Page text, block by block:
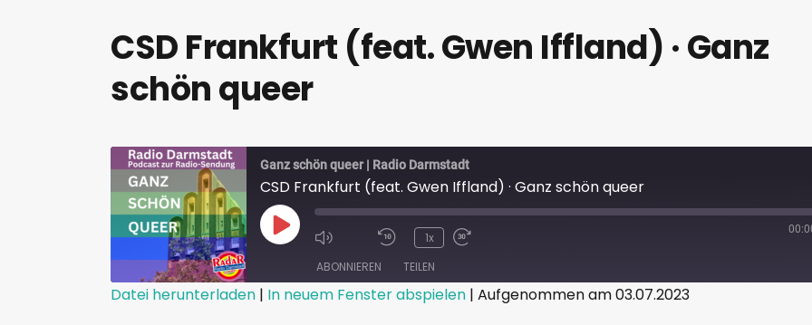
CSD Frankfurt (feat. Gwen Iffland) · Ganz
schön queer
Ganz schön queer | Radio Darmstadt
CSD Frankfurt (feat. Gwen Iffland) · Ganz schön queer
1x
ABONNIEREN TEILEN
Datei herunterladen | In neuem Fenster abspielen | Aufgenommen am 03.07.2023